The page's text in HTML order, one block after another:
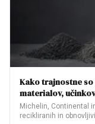
Kako trajnostne
materialov,
Michelin, Continental
recikliranih in